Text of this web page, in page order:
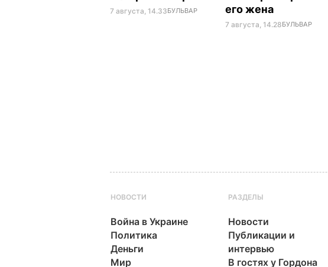
7 августа, 14.33БУЛЬВАР
его жена
7 августа, 14.28БУЛЬВАР
НОВОСТИ
Война в Украине
Политика
Деньги
Мир
РАЗДЕЛЫ
Новости
Публикации и
интервью
В гостях у Гордона